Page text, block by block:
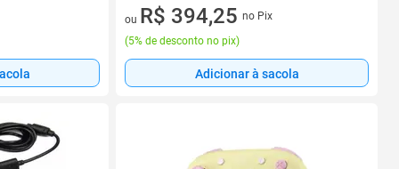
5 vez de R$ 83,00 sem juros
ou R$ 394,25 no Pix
(5% de desconto no pix)
Adicionar à sacola